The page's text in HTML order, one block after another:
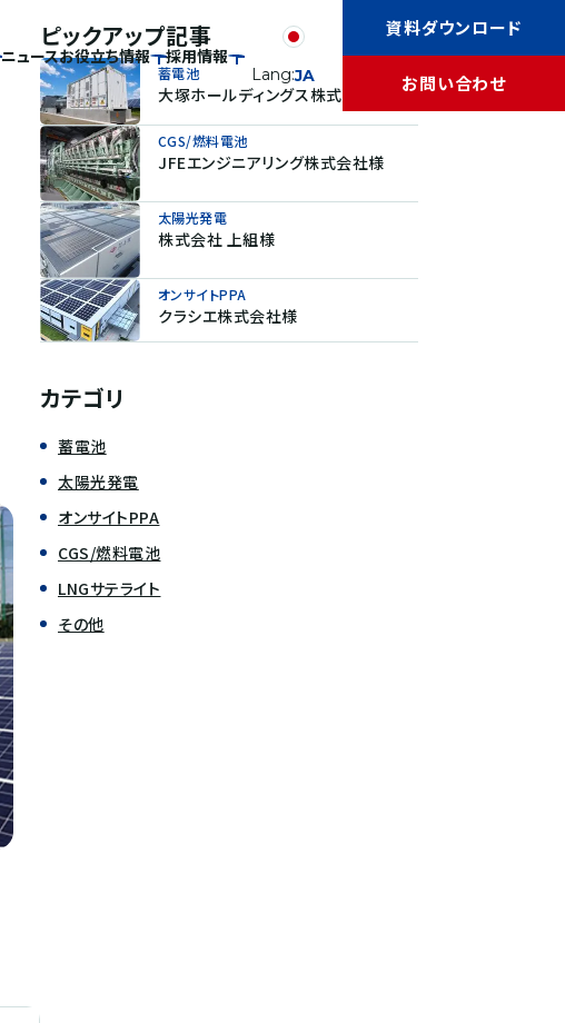
ニュースお役立ち情報 採用情報
資料ダウンロード
お問い合わせ
Lang:JA
ピックアップ記事
蓄電池
大塚ホールディングス株式会社様
CGS/燃料電池
JFEエンジニアリング株式会社様
太陽光発電
株式会社 上組様
オンサイトPPA
クラシエ株式会社様
カテゴリ
蓄電池
太陽光発電
オンサイトPPA
CGS/燃料電池
LNGサテライト
その他